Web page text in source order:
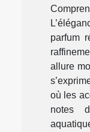
parfum
allure
où les
notes